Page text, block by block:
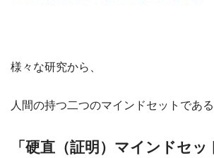
様々な研究から、
人間の持つ二つのマインドセットである
「硬直（証明）マインドセッ